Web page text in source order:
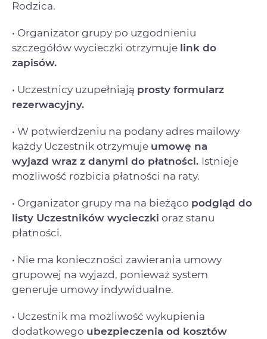
Rodzica.
• Organizator grupy po uzgodnieniu
szczegółów wycieczki otrzymuje link do
zapisów.
• Uczestnicy uzupełniają prosty formularz
rezerwacyjny.
• W potwierdzeniu na podany adres mailowy
każdy Uczestnik otrzymuje umowę na
wyjazd wraz z danymi do płatności. Istnieje
możliwość rozbicia płatności na raty.
• Organizator grupy ma na bieżąco podgląd do
listy Uczestników wycieczki oraz stanu
płatności.
• Nie ma konieczności zawierania umowy
grupowej na wyjazd, ponieważ system
generuje umowy indywidualne.
• Uczestnik ma możliwość wykupienia
dodatkowego ubezpieczenia od kosztów